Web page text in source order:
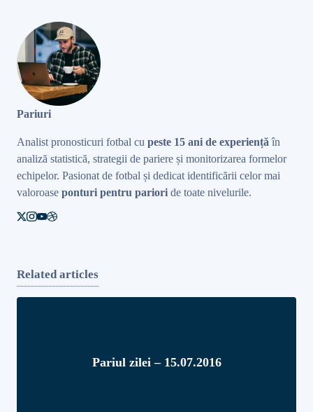
Pariuri
Analist pronosticuri fotbal cu peste 15 ani de experiență în
analiză statistică, strategii de pariere și monitorizarea formelor
echipelor. Pasionat de fotbal și dedicat identificării celor mai
valoroase ponturi pentru pariori de toate nivelurile.
Related articles
Pariul zilei – 15.07.2016